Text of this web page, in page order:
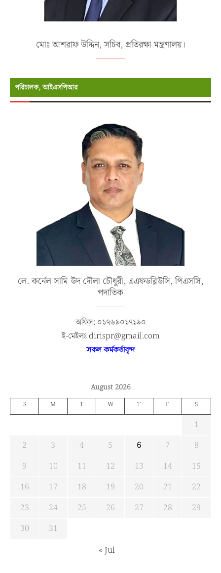
মোঃ আশরাফ উদ্দিন, সচিব, প্রতিরক্ষা মন্ত্রণালয়।
পরিচালক, আইএসপিআর
লে. কর্নেল সামি উদ দৌলা চৌধুরী, এএফডব্লিউসি, পিএসসি,
পদাতিক
অফিস: ০১৭৬৯০১৭১৯০
ই-মেইলঃ dirispr@gmail.com
সকল কর্মকর্তাবৃন্দ
August 2026
S M T W T F S
1
2
3 4 5 6 7
8
9
10 11 12 13 14
15
16
17 18 19 20 21
22
23
24 25 26 27 28
29
30
31
« Jul